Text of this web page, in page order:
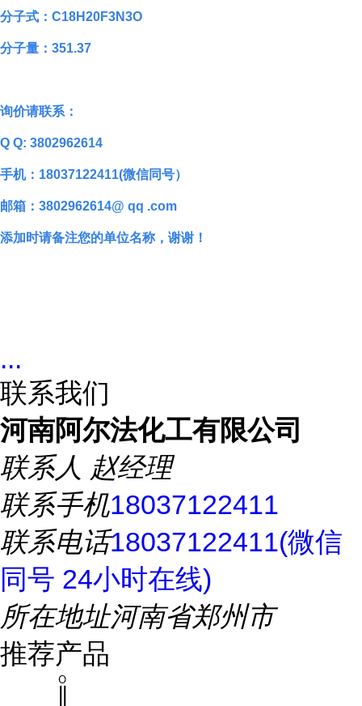
分子式：C18H20F3N3O
分子量：351.37
询价请联系：
Q Q: 3802962614
手机：18037122411(微信同号）
邮箱：3802962614@ qq .com
添加时请备注您的单位名称，谢谢！
...
联系我们
河南阿尔法化工有限公司
联系人 赵经理
联系手机18037122411
联系电话18037122411(微信
同号 24小时在线)
所在地址河南省郑州市
推荐产品